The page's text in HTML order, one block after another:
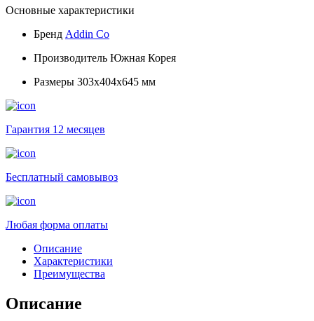
Основные характеристики
Бренд Addin Co
Производитель Южная Корея
Размеры 303х404х645 мм
Гарантия 12 месяцев
Бесплатный самовывоз
Любая форма оплаты
Описание
Характеристики
Преимущества
Описание